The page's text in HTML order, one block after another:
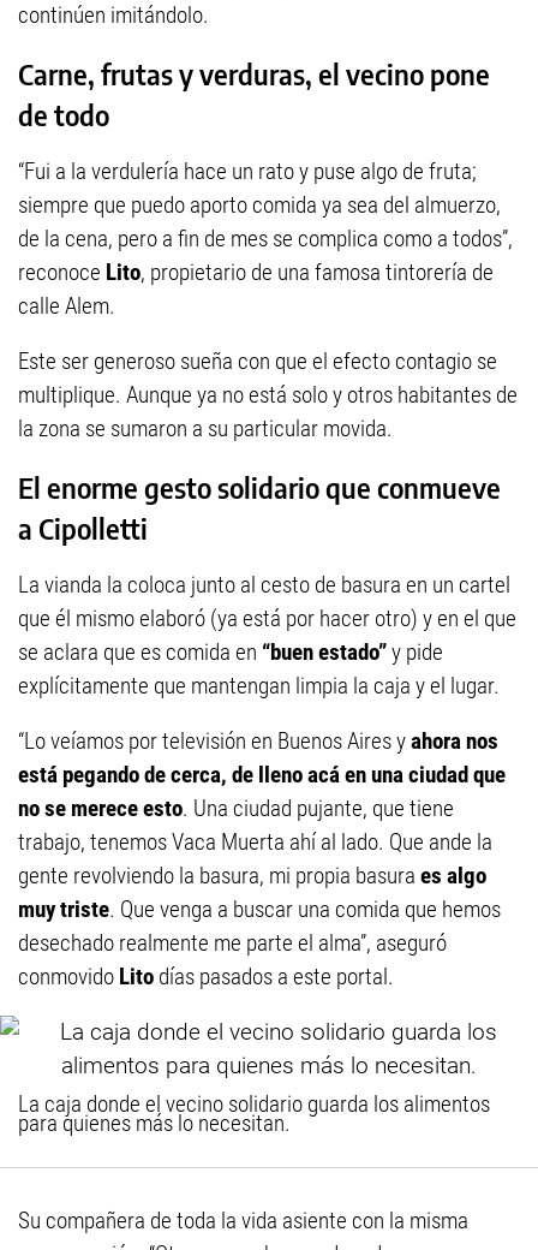
continúen imitándolo.
Carne, frutas y verduras, el vecino pone
de todo
“Fui a la verdulería hace un rato y puse algo de fruta;
siempre que puedo aporto comida ya sea del almuerzo,
de la cena, pero a fin de mes se complica como a todos”,
reconoce Lito, propietario de una famosa tintorería de
calle Alem.
Este ser generoso sueña con que el efecto contagio se
multiplique. Aunque ya no está solo y otros habitantes de
la zona se sumaron a su particular movida.
El enorme gesto solidario que conmueve
a Cipolletti
La vianda la coloca junto al cesto de basura en un cartel
que él mismo elaboró (ya está por hacer otro) y en el que
se aclara que es comida en “buen estado”y pide
explícitamente que mantengan limpia la caja y el lugar.
“Lo veíamos por televisión en Buenos Aires yahora nos
está pegando de cerca, de lleno acá en una ciudad que
no se merece esto. Una ciudad pujante, que tiene
trabajo, tenemos Vaca Muerta ahí al lado. Que ande la
gente revolviendo la basura, mi propia basura es algo
muy triste. Que venga a buscar una comida que hemos
desechado realmente me parte el alma”, aseguró
conmovido Lito días pasados a este portal.
La caja donde el vecino solidario guarda los alimentos
para quienes más lo necesitan.
Su compañera de toda la vida asiente con la misma